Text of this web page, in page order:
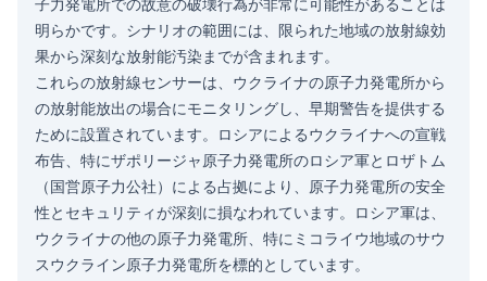
子力発電所での故意の破壊行為が非常に可能性があることは
明らかです。シナリオの範囲には、限られた地域の放射線効
果から深刻な放射能汚染までが含まれます。
これらの放射線センサーは、ウクライナの原子力発電所から
の放射能放出の場合にモニタリングし、早期警告を提供する
ために設置されています。ロシアによるウクライナへの宣戦
布告、特にザポリージャ原子力発電所のロシア軍とロザトム
（国営原子力公社）による占拠により、原子力発電所の安全
性とセキュリティが深刻に損なわれています。ロシア軍は、
ウクライナの他の原子力発電所、特にミコライウ地域のサウ
スウクライン原子力発電所を標的としています。